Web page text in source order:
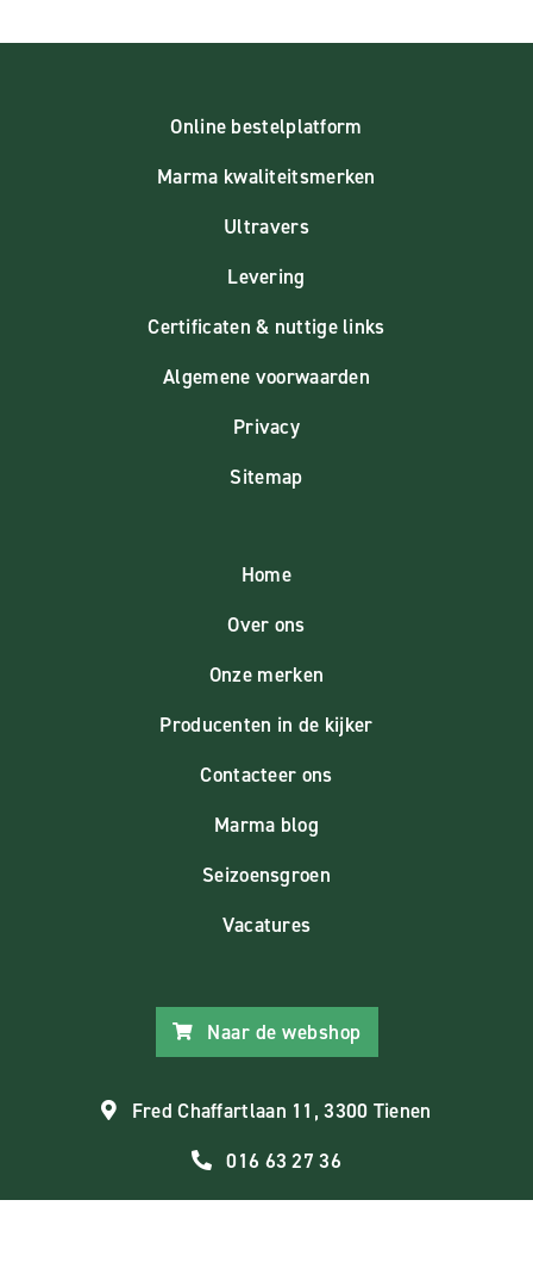
Online bestelplatform
Marma kwaliteitsmerken
Ultravers
Levering
Certificaten & nuttige links
Algemene voorwaarden
Privacy
Sitemap
Home
Over ons
Onze merken
Producenten in de kijker
Contacteer ons
Marma blog
Seizoensgroen
Vacatures
Naar de webshop
Fred Chaffartlaan 11, 3300 Tienen
016 63 27 36